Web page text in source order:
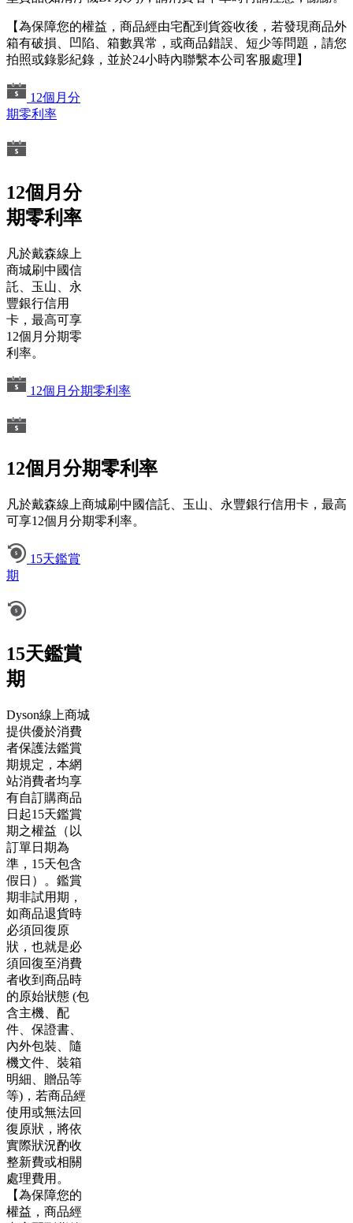
【為保障您的權益，商品經由宅配到貨簽收後，若發現商品外
箱有破損、凹陷、箱數異常，或商品錯誤、短少等問題，請您
拍照或錄影紀錄，並於24小時內聯繫本公司客服處理】
12個月分
期零利率
12個月分
期零利率
凡於戴森線上
商城刷中國信
託、玉山、永
豐銀行信用
卡，最高可享
12個月分期零
利率。
12個月分期零利率
12個月分期零利率
凡於戴森線上商城刷中國信託、玉山、永豐銀行信用卡，最高
可享12個月分期零利率。
15天鑑賞
期
15天鑑賞
期
Dyson線上商城
提供優於消費
者保護法鑑賞
期規定，本網
站消費者均享
有自訂購商品
日起15天鑑賞
期之權益（以
訂單日期為
準，15天包含
假日）。鑑賞
期非試用期，
如商品退貨時
必須回復原
狀，也就是必
須回復至消費
者收到商品時
的原始狀態 (包
含主機、配
件、保證書、
內外包裝、隨
機文件、裝箱
明細、贈品等
等)，若商品經
使用或無法回
復原狀，將依
實際狀況酌收
整新費或相關
處理費用。
【為保障您的
權益，商品經